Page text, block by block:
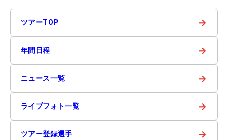
ツアーTOP →
年間日程 →
ニュース一覧 →
ライブフォト一覧 →
ツアー登録選手 →